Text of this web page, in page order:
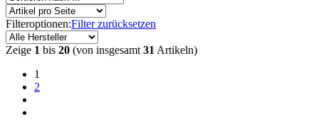
Filteroptionen:Filter zurücksetzen
Zeige 1 bis 20 (von insgesamt 31 Artikeln)
1
2